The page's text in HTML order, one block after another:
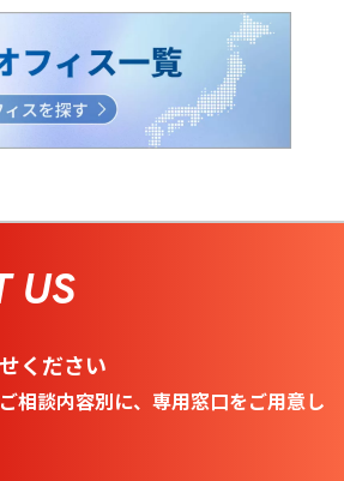
US
ください
相談内容別に、専用窓口をご用意し